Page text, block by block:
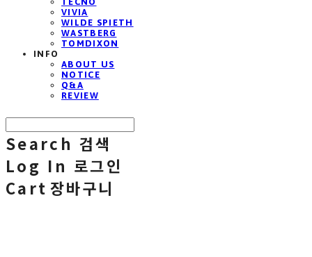
VIVIA
WILDE SPIETH
WASTBERG
TOMDIXON
INFO
ABOUT US
NOTICE
Q&A
REVIEW
Search 검색
Log In 로그인
Cart 장바구니